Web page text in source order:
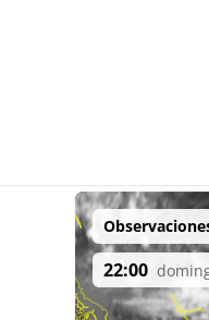
22:00